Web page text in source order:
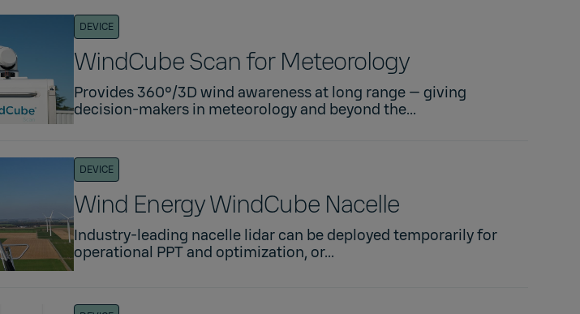
DEVICE
WindCube Scan for Meteorology
Provides 360°/3D wind awareness at long range — giving
decision-makers in meteorology and beyond the...
DEVICE
Wind Energy WindCube Nacelle
Industry-leading nacelle lidar can be deployed temporarily for
operational PPT and optimization, or...